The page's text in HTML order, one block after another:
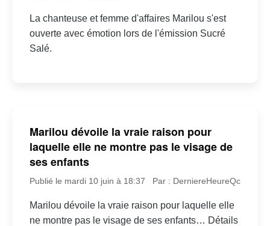
La chanteuse et femme d'affaires Marilou s'est
ouverte avec émotion lors de l'émission Sucré
Salé.
Marilou dévoile la vraie raison pour
laquelle elle ne montre pas le visage de
ses enfants
Publié le mardi 10 juin à 18:37 Par : DerniereHeureQc
Marilou dévoile la vraie raison pour laquelle elle
ne montre pas le visage de ses enfants… Détails